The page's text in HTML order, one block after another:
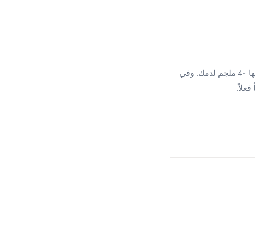
بس الرقم ده وحده مش كافي. في مكملات فيها 42 ملجم حديد فعلي بيوصّل منها ~4 ملجم لدمك. وفي